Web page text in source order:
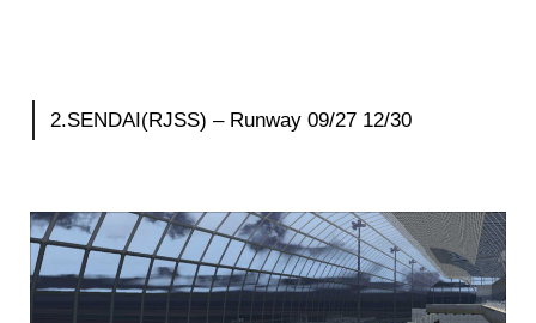
2.SENDAI(RJSS) – Runway 09/27 12/30